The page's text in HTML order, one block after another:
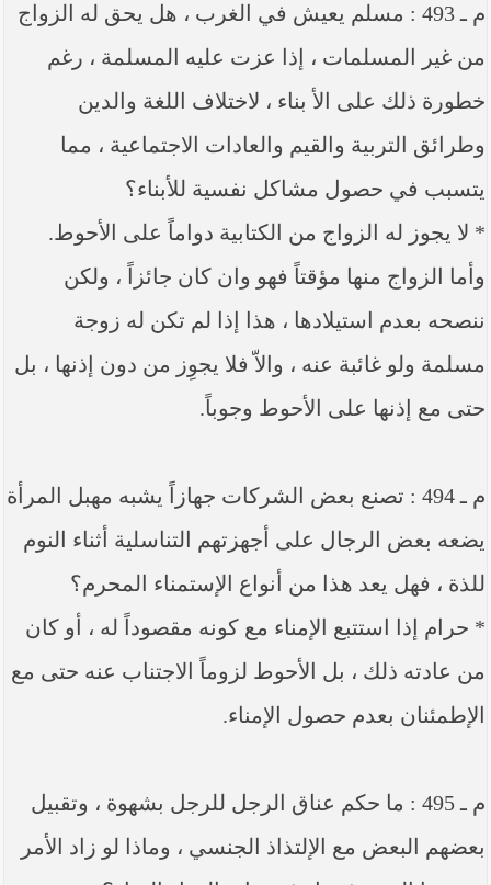
م ـ 493 : مسلم يعيش في الغرب ، هل يحق له الزواج
من غير المسلمات ، إذا عزت عليه المسلمة ، رغم
خطورة ذلك على الأ بناء ، لاختلاف اللغة والدين
وطرائق التربية والقيم والعادات الاجتماعية ، مما
يتسبب في حصول مشاكل نفسية للأبناء؟
* لا يجوز له الزواج من الكتابية دواماً على الأحوط.
وأما الزواج منها مؤقتاً فهو وان كان جائزاً ، ولكن
ننصحه بعدم استيلادها ، هذا إذا لم تكن له زوجة
مسلمة ولو غائبة عنه ، والاّ فلا يجوِز من دون إذنها ، بل
حتى مع إذنها على الأحوط وجوباً.
م ـ 494 : تصنع بعض الشركات جهازاً يشبه مهبل المرأة
يضعه بعض الرجال على أجهزتهم التناسلية أثناء النوم
للذة ، فهل يعد هذا من أنواع الإستمناء المحرم؟
* حرام إذا استتبع الإمناء مع كونه مقصوداً له ، أو كان
من عادته ذلك ، بل الأحوط لزوماً الاجتناب عنه حتى مع
الإطمئنان بعدم حصول الإمناء.
م ـ 495 : ما حكم عناق الرجل للرجل بشهوة ، وتقبيل
بعضهم البعض مع الإلتذاذ الجنسي ، وماذا لو زاد الأمر